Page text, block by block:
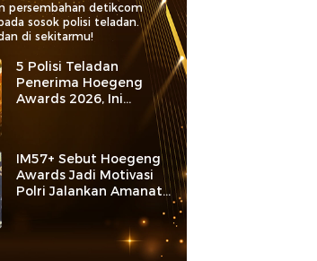
persembahan detikcom
sosok polisi teladan.
di sekitarmu!
5 Polisi Teladan
Penerima Hoegeng
Awards 2026, Ini
Kategori dan Kiprahnya
IM57+ Sebut Hoegeng
Awards Jadi Motivasi
Polri Jalankan Amanat